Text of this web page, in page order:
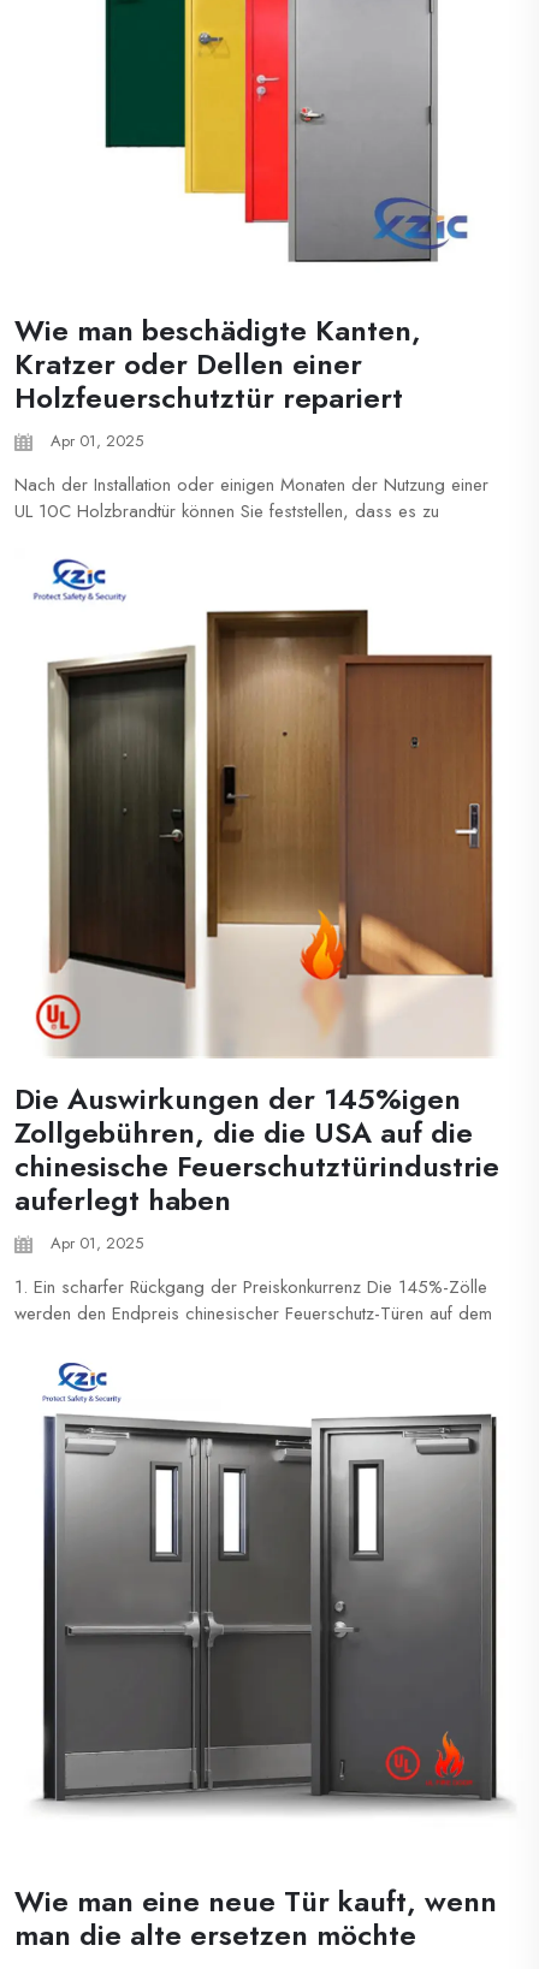
Wie man beschädigte Kanten,
Kratzer oder Dellen einer
Holzfeuerschutztür repariert
Apr 01, 2025
Nach der Installation oder einigen Monaten der Nutzung einer
UL 10C Holzbrandtür können Sie feststellen, dass es zu
helfen bei der Reparatur. Bei Fragen zu Brandtüren können Sie
uns gerne unter
Die Auswirkungen der 145%igen
Zollgebühren, die die USA auf die
chinesische Feuerschutztürindustrie
auferlegt haben
Apr 01, 2025
1. Ein scharfer Rückgang der Preiskonkurrenz Die 145%-Zölle
werden den Endpreis chinesischer Feuerschutz-Türen auf dem
Wettbewerbern wie Vietnam und Mexiko (in der Regel 0-25%
Zölle). US-Importeure könnten gezwungen sein...
Wie man eine neue Tür kauft, wenn
man die alte ersetzen möchte